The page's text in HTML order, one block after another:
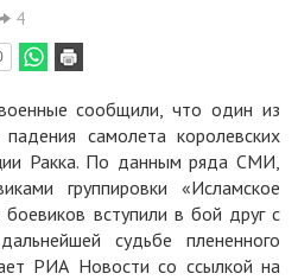
4
сообщили, что один из
самолета королевских
Ракка. По данным ряда СМИ,
группировки «Исламское
боевиков вступили в бой друг с
судьбе плененного
РИА Новости со ссылкой на